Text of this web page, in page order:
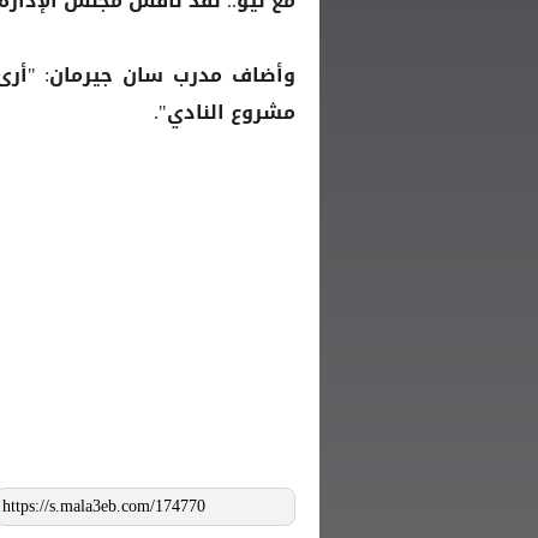
وأضاف مدرب سان جيرمان:
مشروع النادي".